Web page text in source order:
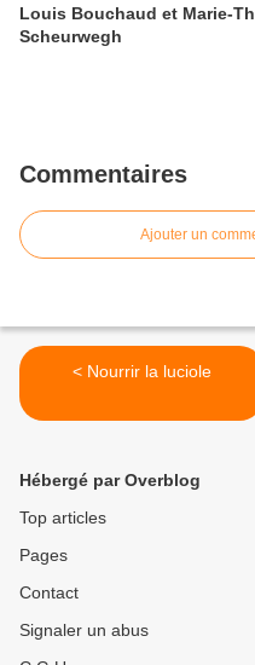
Louis Bouchaud et Marie-
Scheurwegh
Commentaires
Ajouter un
< Nourrir la luciole
Hébergé par Overblog
Top articles
Pages
Contact
Signaler un abus